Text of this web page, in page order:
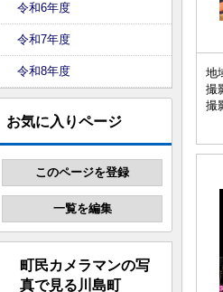
令和6年度
令和7年度
令和8年度
お気に入りページ
町民カメラマンの写
真で見る川島町
地
撮
撮